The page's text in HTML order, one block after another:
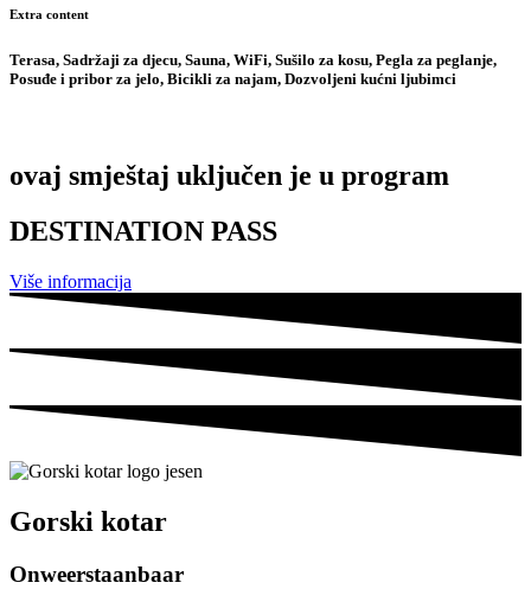
Extra content
Terasa, Sadržaji za djecu, Sauna, WiFi, Sušilo za kosu, Pegla za peglanje,
Posuđe i pribor za jelo, Bicikli za najam, Dozvoljeni kućni ljubimci
ovaj smještaj uključen je u program
DESTINATION PASS
Više informacija
Gorski kotar
Onweerstaanbaar